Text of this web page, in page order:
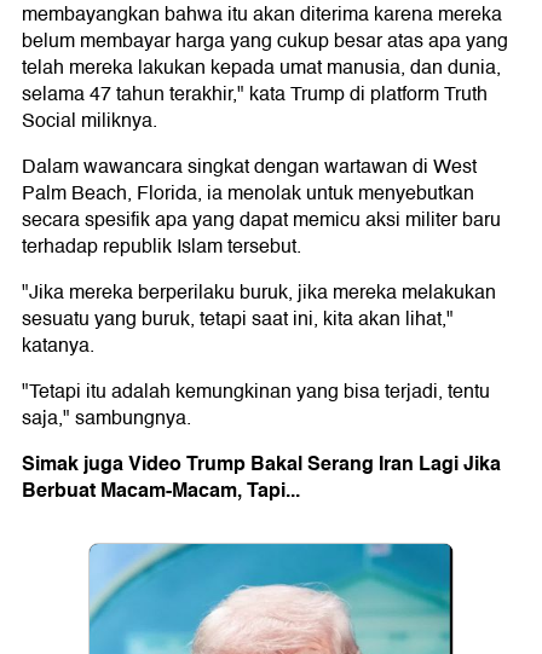
membayangkan bahwa itu akan diterima karena mereka
belum membayar harga yang cukup besar atas apa yang
telah mereka lakukan kepada umat manusia, dan dunia,
selama 47 tahun terakhir," kata Trump di platform Truth
Social miliknya.
Dalam wawancara singkat dengan wartawan di West
Palm Beach, Florida, ia menolak untuk menyebutkan
secara spesifik apa yang dapat memicu aksi militer baru
terhadap republik Islam tersebut.
"Jika mereka berperilaku buruk, jika mereka melakukan
sesuatu yang buruk, tetapi saat ini, kita akan lihat,"
katanya.
"Tetapi itu adalah kemungkinan yang bisa terjadi, tentu
saja," sambungnya.
Simak juga Video Trump Bakal Serang Iran Lagi Jika
Berbuat Macam-Macam, Tapi...